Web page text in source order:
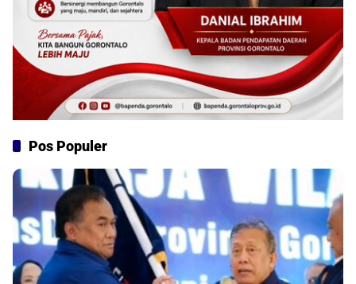
Pos Populer